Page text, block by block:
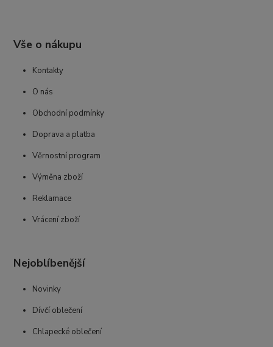
Vše o nákupu
Kontakty
O nás
Obchodní podmínky
Doprava a platba
Věrnostní program
Výměna zboží
Reklamace
Vrácení zboží
Nejoblíbenější
Novinky
Dívčí oblečení
Chlapecké oblečení